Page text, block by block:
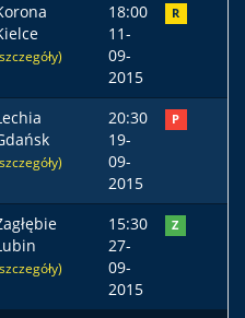
18:00
11-
09-
2015
R
20:30
19-
09-
2015
P
15:30
27-
09-
2015
Z